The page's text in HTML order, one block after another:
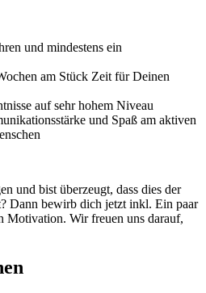
und mindestens ein
am Stück Zeit für Deinen
auf sehr hohem Niveau
und Spaß am aktiven
und bist überzeugt, dass dies der
Dann bewirb dich jetzt inkl. Ein paar
Motivation. Wir freuen uns darauf,